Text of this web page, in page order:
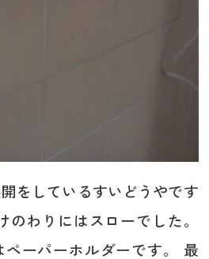
をしているすいどうやです
わりにはスローでした。
ーパーホルダーです。 最